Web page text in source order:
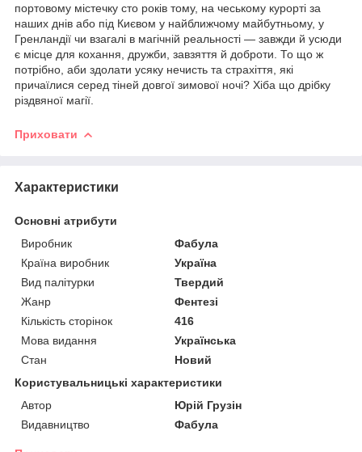
портовому містечку сто років тому, на чеському курорті за
наших днів або під Києвом у найближчому майбутньому, у
Гренландії чи взагалі в магічній реальності — завжди й усюди
є місце для кохання, дружби, завзяття й доброти. То що ж
потрібно, аби здолати усяку нечисть та страхіття, які
причаїлися серед тіней довгої зимової ночі? Хіба що дрібку
різдвяної магії.
Приховати
Характеристики
Основні атрибути
Виробник
Фабула
Країна виробник
Україна
Вид палітурки
Твердий
Жанр
Фентезі
Кількість сторінок
416
Мова видання
Українська
Стан
Новий
Користувальницькі характеристики
Автор
Юрій Грузін
Видавництво
Фабула